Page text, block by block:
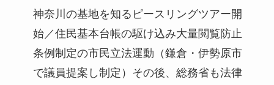
神奈川の基地を知るピースリングツアー開
始／住民基本台帳の駆け込み大量閲覧防止
条例制定の市民立法運動（鎌倉・伊勢原市
で議員提案し制定）その後、総務省も法律